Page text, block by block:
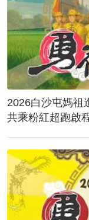
2026白沙屯媽祖
共乘粉紅超跑啟